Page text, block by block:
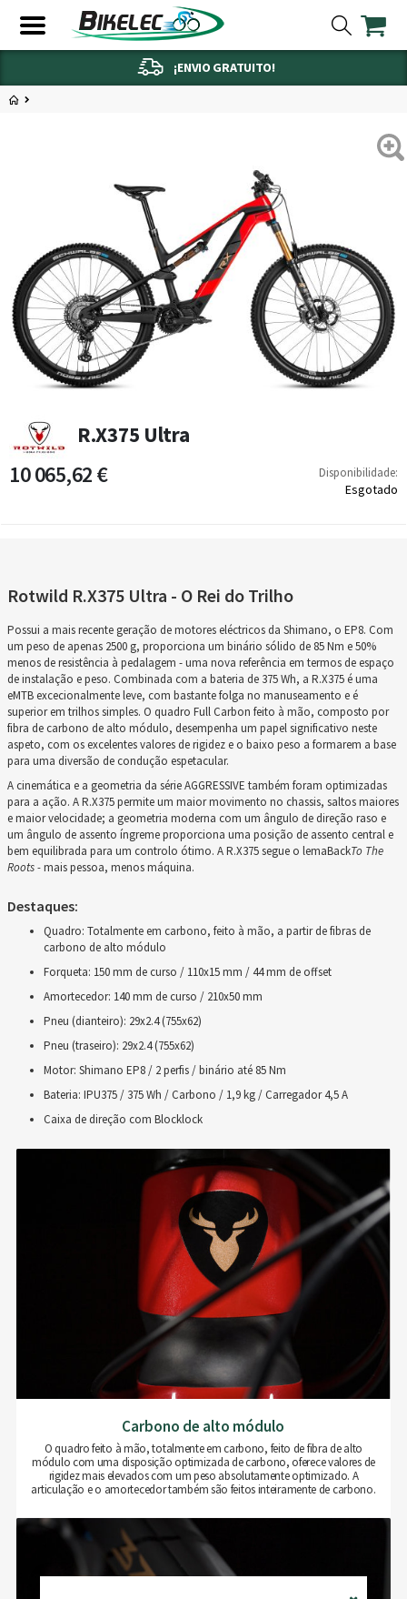
¡ENVIO GRATUITO!
R.X375 Ultra
10 065,62 € Disponibilidade:
Esgotado
Rotwild R.X375 Ultra - O Rei do Trilho
Possui a mais recente geração de motores eléctricos da Shimano, o EP8. Com
um peso de apenas 2500 g, proporciona um binário sólido de 85 Nm e 50%
menos de resistência à pedalagem - uma nova referência em termos de espaço
de instalação e peso. Combinada com a bateria de 375 Wh, a R.X375 é uma
eMTB excecionalmente leve, com bastante folga no manuseamento e é
superior em trilhos simples. O quadro Full Carbon feito à mão, composto por
fibra de carbono de alto módulo, desempenha um papel significativo neste
aspeto, com os excelentes valores de rigidez e o baixo peso a formarem a base
para uma diversão de condução espetacular.
A cinemática e a geometria da série AGGRESSIVE também foram optimizadas
para a ação. A R.X375 permite um maior movimento no chassis, saltos maiores
e maior velocidade; a geometria moderna com um ângulo de direção raso e
um ângulo de assento íngreme proporciona uma posição de assento central e
bem equilibrada para um controlo ótimo. A R.X375 segue o lemaBackTo The
Roots -mais pessoa, menos máquina.
Destaques:
Quadro: Totalmente em carbono, feito à mão, a partir de fibras de
carbono de alto módulo
Forqueta: 150 mm de curso / 110x15 mm / 44 mm de offset
Amortecedor: 140 mm de curso / 210x50 mm
Pneu (dianteiro): 29x2.4 (755x62)
Pneu (traseiro): 29x2.4 (755x62)
Motor: Shimano EP8 / 2 perfis / binário até 85 Nm
Bateria: IPU375 / 375 Wh / Carbono / 1,9 kg / Carregador 4,5 A
Caixa de direção com Blocklock
Carbono de alto módulo
O quadro feito à mão, totalmente em carbono, feito de fibra de alto
módulo com uma disposição optimizada de carbono, oferece valores de
rigidez mais elevados com um peso absolutamente optimizado. A
articulação e o amortecedor também são feitos inteiramente de carbono.